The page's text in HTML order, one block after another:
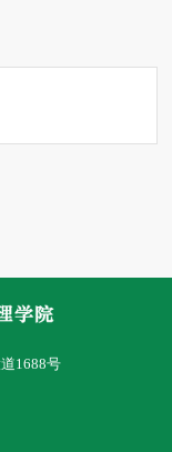
1688号